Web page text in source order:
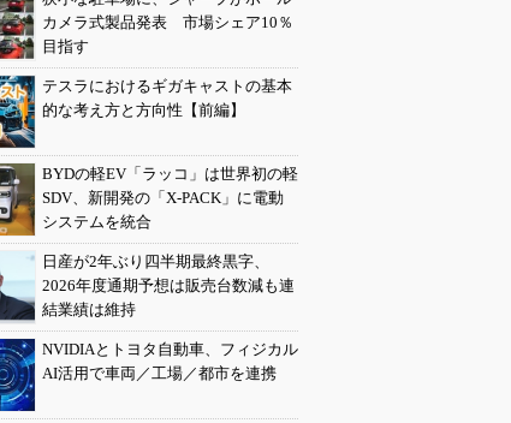
カメラ式製品発表 市場シェア10％
目指す
テスラにおけるギガキャストの基本
的な考え方と方向性【前編】
BYDの軽EV「ラッコ」は世界初の軽
SDV、新開発の「X-PACK」に電動
システムを統合
日産が2年ぶり四半期最終黒字、
2026年度通期予想は販売台数減も連
結業績は維持
NVIDIAとトヨタ自動車、フィジカル
AI活用で車両／工場／都市を連携